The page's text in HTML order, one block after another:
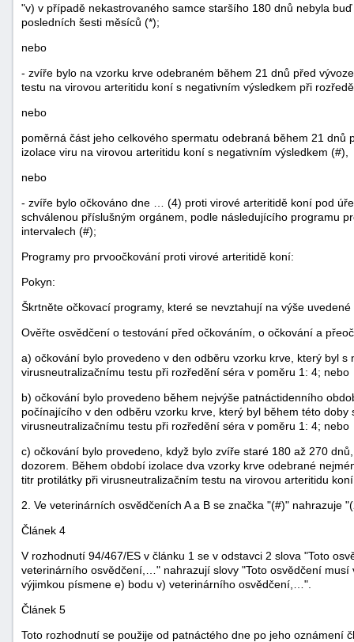
"v) v případě nekastrovaného samce staršího 180 dnů nebyla
posledních šesti měsíců (*);
nebo
- zvíře bylo na vzorku krve odebraném během 21 dnů před
testu na virovou arteritidu koní s negativním výsledkem při
nebo
poměrná část jeho celkového spermatu odebraná během 21
izolace viru na virovou arteritidu koní s negativním výsledkem (#),
nebo
- zvíře bylo očkováno dne … (4) proti virové arteritidě koní pod
schválenou příslušným orgánem, podle následujícího programu
intervalech (#);
Programy pro prvoočkování proti virové arteritidě koní:
Pokyn:
Škrtněte očkovací programy, které se nevztahují na výše uvedené
Ověřte osvědčení o testování před očkováním, o očkování a
a) očkování bylo provedeno v den odběru vzorku krve, který byl s
virusneutralizačnímu testu při rozředění séra v poměru 1: 4; nebo
b) očkování bylo provedeno během nejvýše patnáctidenního
počínajícího v den odběru vzorku krve, který byl během této
virusneutralizačnímu testu při rozředění séra v poměru 1: 4; nebo
c) očkování bylo provedeno, když bylo zvíře staré 180 až 270
dozorem. Během období izolace dva vzorky krve odebrané
titr protilátky při virusneutralizačním testu na virovou arteritidu
2. Ve veterinárních osvědčeních A a B se značka "(#)" nahrazuje
Článek 4
V rozhodnutí 94/467/ES v článku 1 se v odstavci 2 slova "Toto
veterinárního osvědčení,…" nahrazují slovy "Toto osvědčení
výjimkou písmene e) bodu v) veterinárního osvědčení,…".
Článek 5
Toto rozhodnutí se použije od patnáctého dne po jeho oznámení